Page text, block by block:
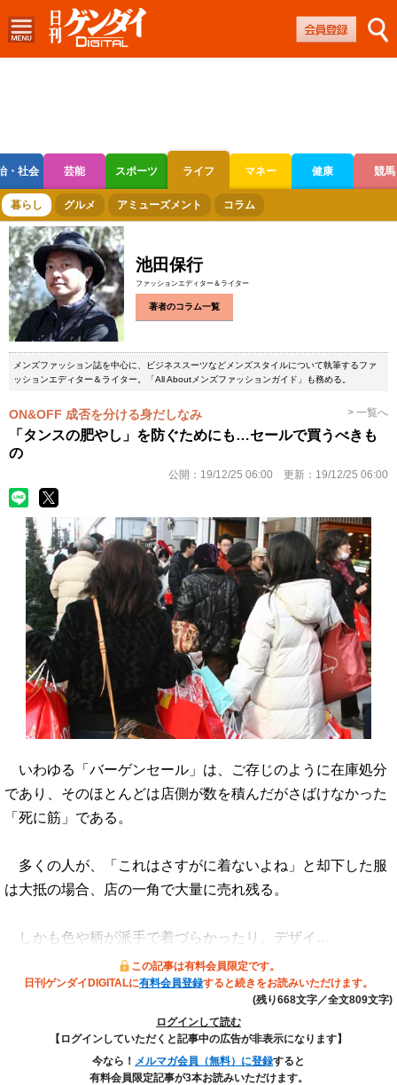
・社会 芸能 スポーツ ライフ マネー 健康 競馬
ボートレース 競輪 オートレース
暮らし グルメ アミューズメント コラム
池田保行
ファッションエディター＆ライター
著者のコラム一覧
メンズファッション誌を中心に、ビジネススーツなどメンズスタイルについて執筆するファ
ッションエディター＆ライター。「All Aboutメンズファッションガイド」も務める。
ON&OFF 成否を分ける身だしなみ > 一覧へ
「タンスの肥やし」を防ぐためにも…セールで買うべきも
の
公開： 19/12/25 06:00 更新： 19/12/25 06:00
いわゆる「バーゲンセール」は、ご存じのように在庫処分
であり、そのほとんどは店側が数を積んだがさばけなかった
「死に筋」である。
多くの人が、「これはさすがに着ないよね」と却下した服
は大抵の場合、店の一角で大量に売れ残る。
しかも色や柄が派手で着づらかったり、デザイ…
この記事は有料会員限定です。
日刊ゲンダイDIGITALに有料会員登録すると続きをお読みいただけます。
(残り668文字／全文809文字)
ログインして読む
【ログインしていただくと記事中の広告が非表示になります】
今なら！ メルマガ会員（無料）に登録すると
有料会員限定記事が3本お読みいただけます。